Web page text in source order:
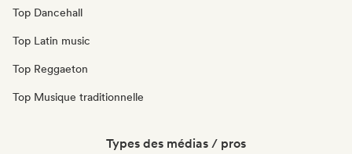
Top Dancehall
Top Latin music
Top Reggaeton
Top Musique traditionnelle
Types des médias / pros